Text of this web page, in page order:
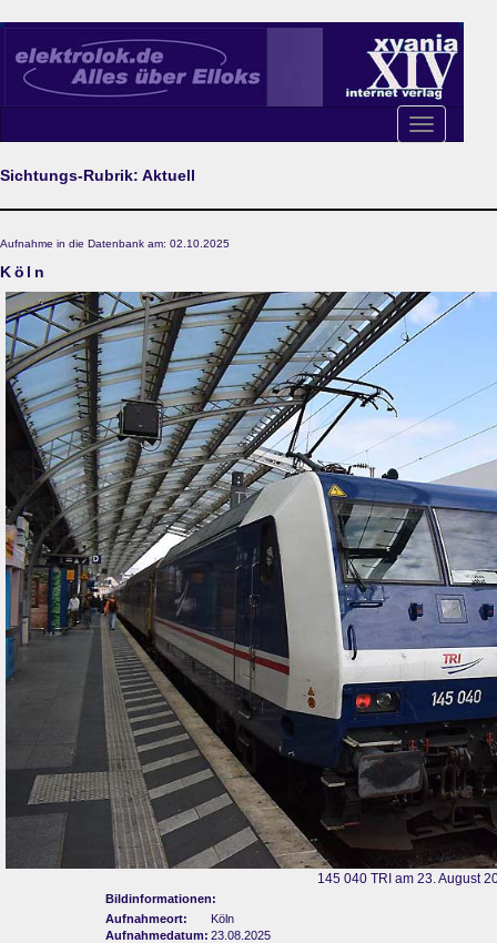
Toggle
navigation
Sichtungs-Rubrik: Aktuell
Aufnahme in die Datenbank am: 02.10.2025
Köln
145 040 TRI am 23. August
Bildinformationen:
Aufnahmeort:
Köln
Aufnahmedatum: 23.08.2025